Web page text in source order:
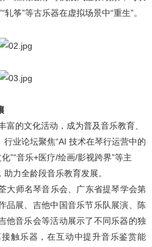
筝”等古乐器在虚拟场景中“重生”。
富的文化活动，成为普及音乐教育、
业论坛聚焦“AI 技术在琴行运营中的
”“音乐+医疗/绘画/影视跨界”等主
力全龄段音乐教育发展。
师名琴音乐会、广东省提琴学会第
品展、吉他中国音乐节乐队展演、陈
他音乐会等活动展示了不同乐器的独
触乐器，在互动中提升音乐鉴赏能